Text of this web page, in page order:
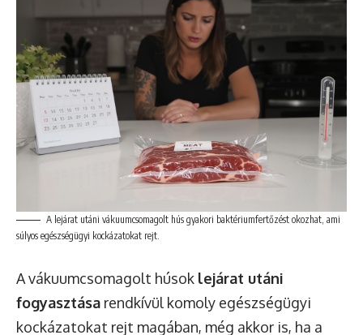
A lejárat utáni vákuumcsomagolt hús gyakori baktériumfertőzést okozhat, ami
súlyos egészségügyi kockázatokat rejt.
A vákuumcsomagolt húsok lejárat utáni
fogyasztása rendkívül komoly egészségügyi
kockázatokat rejt magában, még akkor is, ha a